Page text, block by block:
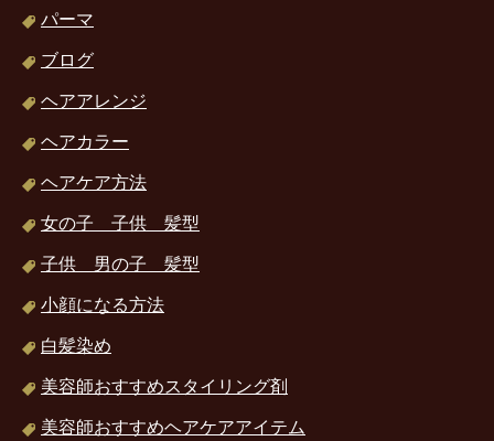
パーマ
ブログ
ヘアアレンジ
ヘアカラー
ヘアケア方法
女の子 子供 髪型
子供 男の子 髪型
小顔になる方法
白髪染め
美容師おすすめスタイリング剤
美容師おすすめヘアケアアイテム